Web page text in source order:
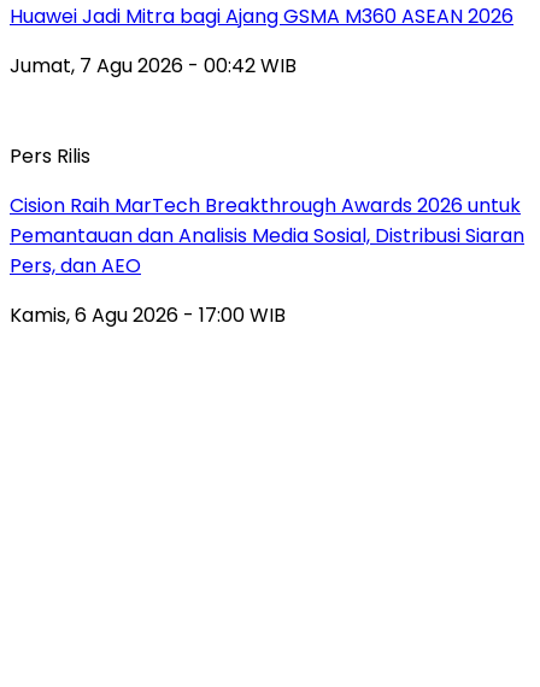
Huawei Jadi Mitra bagi Ajang GSMA M360 ASEAN 2026
Jumat, 7 Agu 2026 - 00:42 WIB
Pers Rilis
Cision Raih MarTech Breakthrough Awards 2026 untuk
Pemantauan dan Analisis Media Sosial, Distribusi Siaran
Pers, dan AEO
Kamis, 6 Agu 2026 - 17:00 WIB